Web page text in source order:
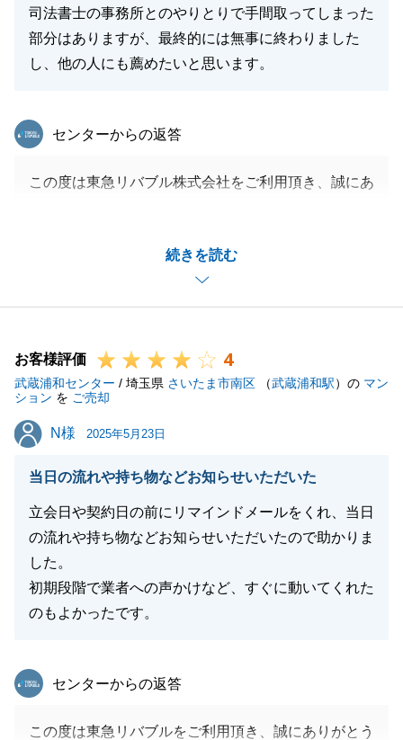
司法書士の事務所とのやりとりで手間取ってしまった
部分はありますが、最終的には無事に終わりました
し、他の人にも薦めたいと思います。
続きを読む
東急リバブル
センターからの返答
この度は東急リバブル株式会社をご利用頂き、誠にあ
が不可欠になり、T様ご家族には特にご尽力頂いたと
やや細かいお願いなどもあったかと存じますが、ご協
身の回りの方で、「お住み替えをした」「不動産を売
却したい」などのお話がありましたら、是非お力にな
りますので今後ともよろしくお願いいたします。
閉じる
お客様評価 4
武蔵浦和センター / 埼玉県 さいたま市南区 （武蔵浦和駅）の マン
ション を ご売却
N様
N様 2025年5月23日
当日の流れや持ち物などお知らせいただいた
立会日や契約日の前にリマインドメールをくれ、当日
の流れや持ち物などお知らせいただいたので助かりま
した。
初期段階で業者への声かけなど、すぐに動いてくれた
のもよかったです。
東急リバブル
センターからの返答
この度は東急リバブルをご利用頂き、誠にありがとう